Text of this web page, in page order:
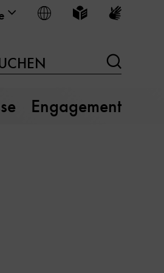
Sprache wählen
Leichte Sprache
Engagement